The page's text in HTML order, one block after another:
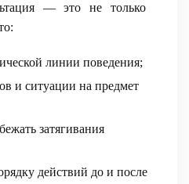
— это не только
линии поведения;
и ситуации на предмет
затягивания
действий до и после